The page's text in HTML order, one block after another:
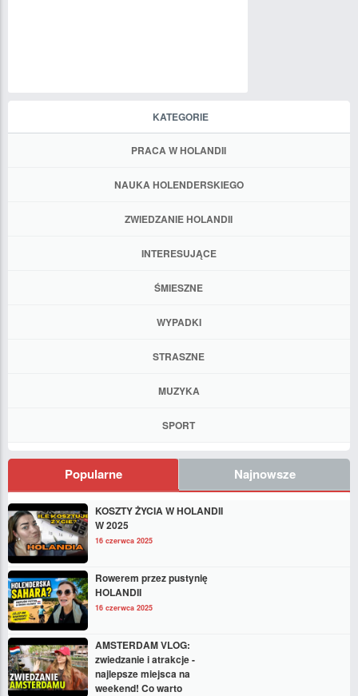
KATEGORIE
PRACA W HOLANDII
NAUKA HOLENDERSKIEGO
ZWIEDZANIE HOLANDII
INTERESUJĄCE
ŚMIESZNE
WYPADKI
STRASZNE
MUZYKA
SPORT
Popularne Najnowsze
KOSZTY ŻYCIA W HOLANDII
W 2025
16 czerwca 2025
Rowerem przez pustynię
HOLANDII
16 czerwca 2025
AMSTERDAM VLOG:
zwiedzanie i atrakcje -
najlepsze miejsca na
weekend! Co warto